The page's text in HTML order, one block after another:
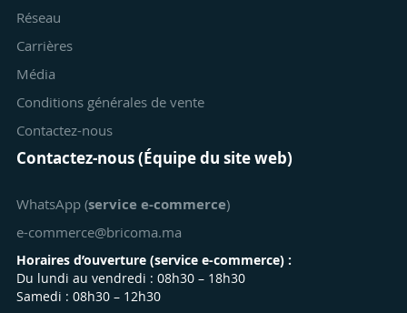
Réseau
Carrières
Média
Conditions générales de vente
Contactez-nous
Contactez-nous (Équipe du site web)
WhatsApp (service e-commerce)
e-commerce@bricoma.ma
Horaires d’ouverture (service e-commerce) :
Du lundi au vendredi : 08h30 – 18h30
Samedi : 08h30 – 12h30